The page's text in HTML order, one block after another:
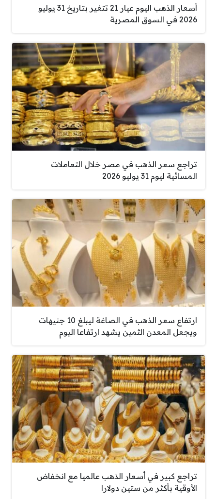
أسعار الذهب اليوم عيار 21 تتغير بتاريخ 31 يوليو
2026 في السوق المصرية
تراجع سعر الذهب في مصر خلال التعاملات
المسائية ليوم 31 يوليو 2026
ارتفاع سعر الذهب في الصاغة ليبلغ 10 جنيهات
ويجعل المعدن الثمين يشهد ارتفاعا اليوم
تراجع كبير في أسعار الذهب عالميا مع انخفاض
الأوقية بأكثر من ستين دولارا